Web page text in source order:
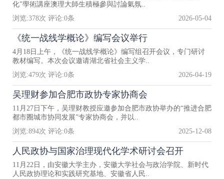
化”學術講座澳理大師生積極參與討論氣氛..
浏览:378次 评论:0条 2026-05-04
《统一战线学概论》编写会议举行
4月18日上午，《统一战线学概论》编写组召开会议，专门研讨
教材编写。本次会议邀请湖北省社会主义学..
浏览:479次 评论:0条 2026-04-19
吴理财参加合肥市政协专家协商会
11月27日下午，吴理财教授应邀参加合肥市政协举办的“推进合肥
都市圈城市协同发展”专家协商会，并以..
浏览:894次 评论:0条 2025-12-08
人民政协与国家治理现代化学术研讨会召开
11月22日，由安徽大学主办，安徽大学社会与政治学院、新时代
人民政协理论和实践研究基地、安徽省人民..